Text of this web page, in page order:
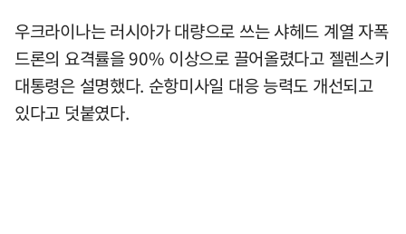
우크라이나는 러시아가 대량으로 쓰는 샤헤드 계열 자폭
드론의 요격률을 90% 이상으로 끌어올렸다고 젤렌스키
대통령은 설명했다. 순항미사일 대응 능력도 개선되고
있다고 덧붙였다.